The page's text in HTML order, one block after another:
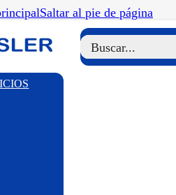
Saltar al pie de página